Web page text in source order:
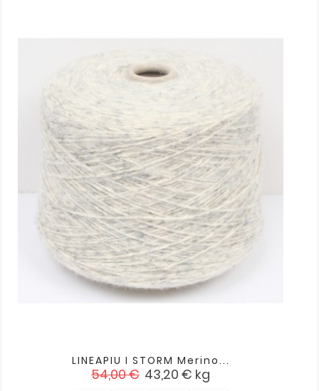
LINEAPIU I STORM Merino...
Įprasta
54,00 € Kaina
43,20 € kg